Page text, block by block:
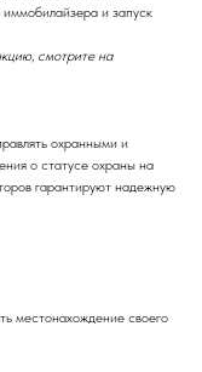
иммобилайзера и запуск
смотрите на
охранными и
о статусе охраны на
гарантируют надежную
местонахождение своего